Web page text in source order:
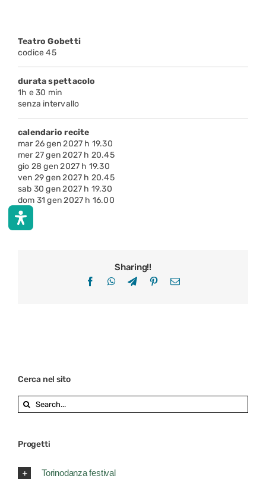
Teatro Gobetti
codice 45
durata spettacolo
1h e 30 min
senza intervallo
calendario recite
mar 26 gen 2027 h 19.30
mer 27 gen 2027 h 20.45
gio 28 gen 2027 h 19.30
ven 29 gen 2027 h 20.45
sab 30 gen 2027 h 19.30
dom 31 gen 2027 h 16.00
Sharing!!
FacebookWhatsApp
TelegramPinterestEmail
Cerca nel sito
Search
for:
Progetti
Torinodanza festival